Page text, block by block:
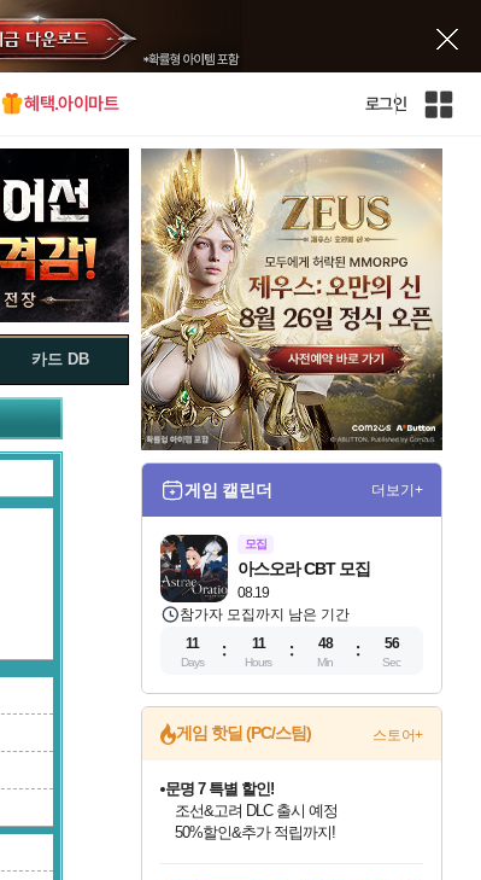
혜택.아이마트 로그인
인
체
사
카드 DB
게임 캘린더 더보기+
모집
08.19
아스오라 CBT 모집
참가자 모집까지 남은 기간
11
Days
11
Hours
48
Min
56
Sec
게임 핫딜 (PC/스팀) 스토어+
문명 7 특별 할인!
조선&고려 DLC 출시 예정
50%할인&추가 적립까지!
마블 투혼 파이팅 소울즈 정식출시!
마블 히어로 총 출동&화려한 격투!
네이버 포인트 혜택까지!